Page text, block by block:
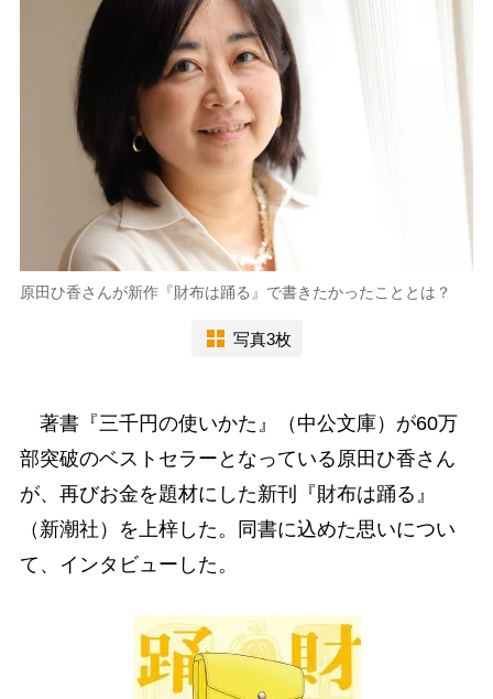
原田ひ香さんが新作『財布は踊る』で書きたかったこととは？
写真3枚
著書『三千円の使いかた』（中公文庫）が60万
部突破のベストセラーとなっている原田ひ香さん
が、再びお金を題材にした新刊『財布は踊る』
（新潮社）を上梓した。同書に込めた思いについ
て、インタビューした。